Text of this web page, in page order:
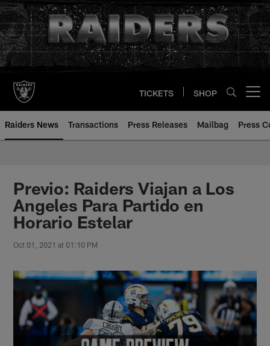
Skip
to
main
content
TICKETS SHOP
Raiders News Transactions Press Releases Mailbag Press
Previo: Raiders Viajan a Los
Angeles Para Partido en
Horario Estelar
Oct 01, 2021 at 01:10 PM